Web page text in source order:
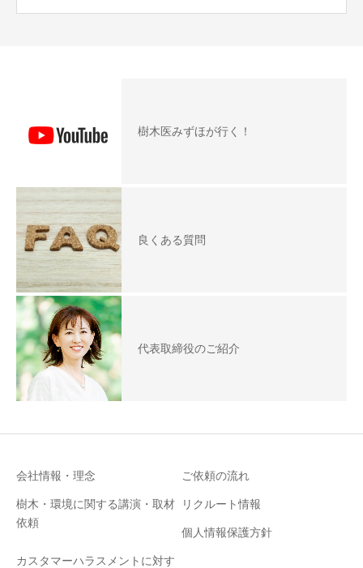
樹木医みずほが行く！
良くある質問
代表取締役のご紹介
会社情報・理念 ご依頼の流れ
樹木・環境に関する講演・取材
依頼
リクルート情報
個人情報保護方針
カスタマーハラスメントに対す